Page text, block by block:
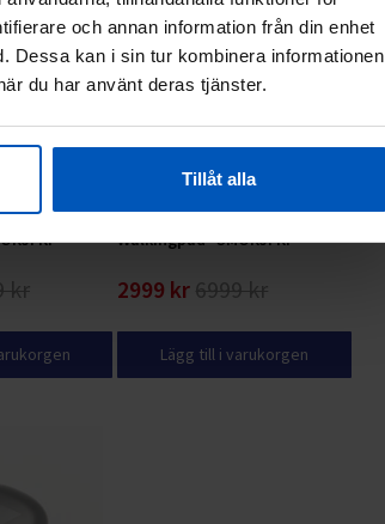
och annan information från din enhet
Dessa kan i sin tur kombinera informationen
du har använt deras tjänster.
Tillåt alla
Gåband /
kr
FitNord Walk 300 Gåband /
Walkingpad *SMÖRJFRI*
2999 kr 6999 kr
Lägg till i varukorgen